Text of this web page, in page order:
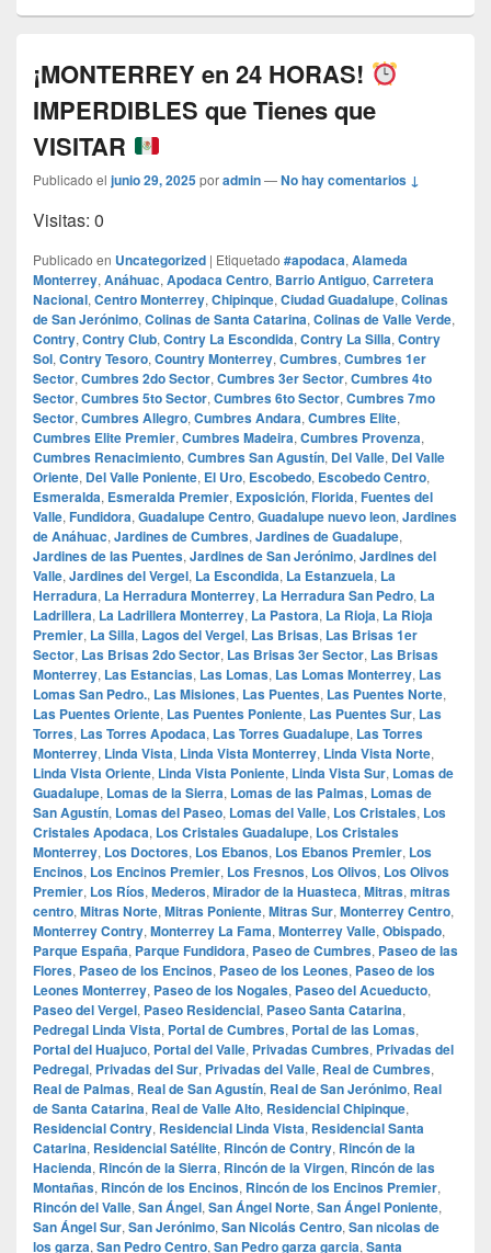
¡MONTERREY en 24 HORAS!
IMPERDIBLES que Tienes que
VISITAR
Publicado el junio 29, 2025poradmin—No hay comentarios ↓
Visitas: 0
Publicado en Uncategorized | Etiquetado #apodaca, Alameda
Monterrey, Anáhuac, Apodaca Centro, Barrio Antiguo, Carretera
Nacional, Centro Monterrey, Chipinque, Ciudad Guadalupe, Colinas
de San Jerónimo, Colinas de Santa Catarina, Colinas de Valle Verde,
Contry, Contry Club, Contry La Escondida, Contry La Silla, Contry
Sol, Contry Tesoro, Country Monterrey, Cumbres, Cumbres 1er
Sector, Cumbres 2do Sector, Cumbres 3er Sector, Cumbres 4to
Sector, Cumbres 5to Sector, Cumbres 6to Sector, Cumbres 7mo
Sector, Cumbres Allegro, Cumbres Andara, Cumbres Elite,
Cumbres Elite Premier, Cumbres Madeira, Cumbres Provenza,
Cumbres Renacimiento, Cumbres San Agustín, Del Valle, Del Valle
Oriente, Del Valle Poniente, El Uro, Escobedo, Escobedo Centro,
Esmeralda, Esmeralda Premier, Exposición, Florida, Fuentes del
Valle, Fundidora, Guadalupe Centro, Guadalupe nuevo leon, Jardines
de Anáhuac, Jardines de Cumbres, Jardines de Guadalupe,
Jardines de las Puentes, Jardines de San Jerónimo, Jardines del
Valle, Jardines del Vergel, La Escondida, La Estanzuela, La
Herradura, La Herradura Monterrey, La Herradura San Pedro, La
Ladrillera, La Ladrillera Monterrey, La Pastora, La Rioja, La Rioja
Premier, La Silla, Lagos del Vergel, Las Brisas, Las Brisas 1er
Sector, Las Brisas 2do Sector, Las Brisas 3er Sector, Las Brisas
Monterrey, Las Estancias, Las Lomas, Las Lomas Monterrey, Las
Lomas San Pedro., Las Misiones, Las Puentes, Las Puentes Norte,
Las Puentes Oriente, Las Puentes Poniente, Las Puentes Sur, Las
Torres, Las Torres Apodaca, Las Torres Guadalupe, Las Torres
Monterrey, Linda Vista, Linda Vista Monterrey, Linda Vista Norte,
Linda Vista Oriente, Linda Vista Poniente, Linda Vista Sur, Lomas de
Guadalupe, Lomas de la Sierra, Lomas de las Palmas, Lomas de
San Agustín, Lomas del Paseo, Lomas del Valle, Los Cristales, Los
Cristales Apodaca, Los Cristales Guadalupe, Los Cristales
Monterrey, Los Doctores, Los Ebanos, Los Ebanos Premier, Los
Encinos, Los Encinos Premier, Los Fresnos, Los Olivos, Los Olivos
Premier, Los Ríos, Mederos, Mirador de la Huasteca, Mitras, mitras
centro, Mitras Norte, Mitras Poniente, Mitras Sur, Monterrey Centro,
Monterrey Contry, Monterrey La Fama, Monterrey Valle, Obispado,
Parque España, Parque Fundidora, Paseo de Cumbres, Paseo de las
Flores, Paseo de los Encinos, Paseo de los Leones, Paseo de los
Leones Monterrey, Paseo de los Nogales, Paseo del Acueducto,
Paseo del Vergel, Paseo Residencial, Paseo Santa Catarina,
Pedregal Linda Vista, Portal de Cumbres, Portal de las Lomas,
Portal del Huajuco, Portal del Valle, Privadas Cumbres, Privadas del
Pedregal, Privadas del Sur, Privadas del Valle, Real de Cumbres,
Real de Palmas, Real de San Agustín, Real de San Jerónimo, Real
de Santa Catarina, Real de Valle Alto, Residencial Chipinque,
Residencial Contry, Residencial Linda Vista, Residencial Santa
Catarina, Residencial Satélite, Rincón de Contry, Rincón de la
Hacienda, Rincón de la Sierra, Rincón de la Virgen, Rincón de las
Montañas, Rincón de los Encinos, Rincón de los Encinos Premier,
Rincón del Valle, San Ángel, San Ángel Norte, San Ángel Poniente,
San Ángel Sur, San Jerónimo, San Nicolás Centro, San nicolas de
los garza, San Pedro Centro, San Pedro garza garcia, Santa